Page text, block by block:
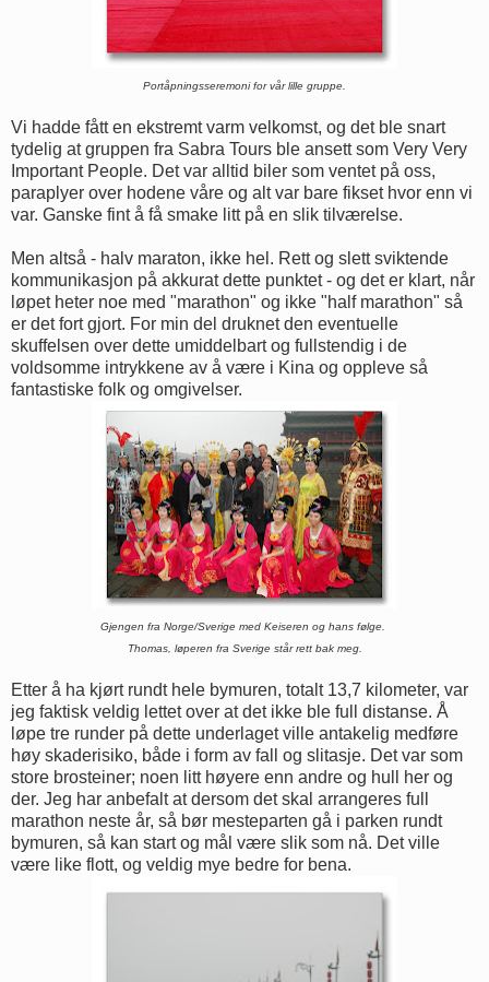
Portåpningsseremoni for vår lille gruppe.
Vi hadde fått en ekstremt varm velkomst, og det ble snart
tydelig at gruppen fra Sabra Tours ble ansett som Very Very
Important People. Det var alltid biler som ventet på oss,
paraplyer over hodene våre og alt var bare fikset hvor enn vi
var. Ganske fint å få smake litt på en slik tilværelse.
Men altså - halv maraton, ikke hel. Rett og slett sviktende
kommunikasjon på akkurat dette punktet - og det er klart, når
løpet heter noe med "marathon" og ikke "half marathon" så
er det fort gjort. For min del druknet den eventuelle
skuffelsen over dette umiddelbart og fullstendig i de
voldsomme intrykkene av å være i Kina og oppleve så
fantastiske folk og omgivelser.
Gjengen fra Norge/Sverige med Keiseren og hans følge.
Thomas, løperen fra Sverige står rett bak meg.
Etter å ha kjørt rundt hele bymuren, totalt 13,7 kilometer, var
jeg faktisk veldig lettet over at det ikke ble full distanse. Å
løpe tre runder på dette underlaget ville antakelig medføre
høy skaderisiko, både i form av fall og slitasje. Det var som
store brosteiner; noen litt høyere enn andre og hull her og
der. Jeg har anbefalt at dersom det skal arrangeres full
marathon neste år, så bør mesteparten gå i parken rundt
bymuren, så kan start og mål være slik som nå. Det ville
være like flott, og veldig mye bedre for bena.